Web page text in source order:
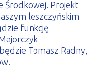
Środkowej. Projekt
leszczyńskim
funkcję
Tomasz Radny,